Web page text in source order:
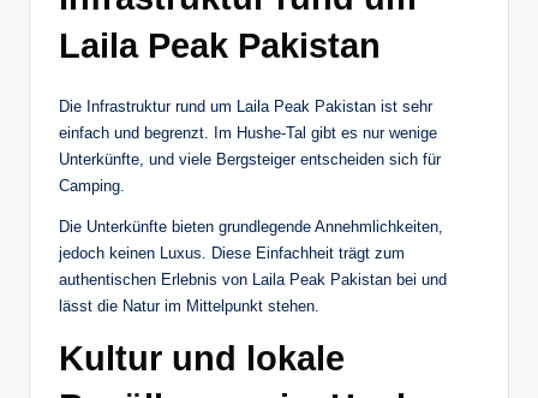
Laila Peak Pakistan
Die Infrastruktur rund um Laila Peak Pakistan ist sehr
einfach und begrenzt. Im Hushe-Tal gibt es nur wenige
Unterkünfte, und viele Bergsteiger entscheiden sich für
Camping.
Die Unterkünfte bieten grundlegende Annehmlichkeiten,
jedoch keinen Luxus. Diese Einfachheit trägt zum
authentischen Erlebnis von Laila Peak Pakistan bei und
lässt die Natur im Mittelpunkt stehen.
Kultur und lokale